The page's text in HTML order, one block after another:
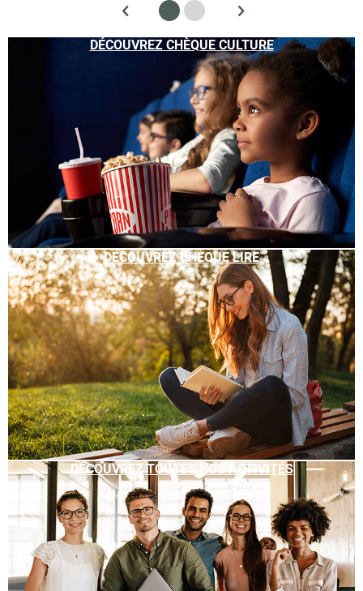
DÉCOUVREZ CHÈQUE CULTURE
DÉCOUVREZ CHÈQUE LIRE
DÉCOUVREZ TOUTES NOS ACTIVITÉS